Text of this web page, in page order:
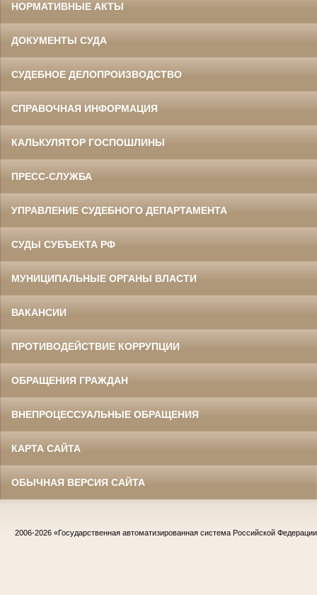
НОРМАТИВНЫЕ АКТЫ
ДОКУМЕНТЫ СУДА
СУДЕБНОЕ ДЕЛОПРОИЗВОДСТВО
СПРАВОЧНАЯ ИНФОРМАЦИЯ
КАЛЬКУЛЯТОР ГОСПОШЛИНЫ
ПРЕСС-СЛУЖБА
УПРАВЛЕНИЕ СУДЕБНОГО ДЕПАРТАМЕНТА
СУДЫ СУБЪЕКТА РФ
МУНИЦИПАЛЬНЫЕ ОРГАНЫ ВЛАСТИ
ВАКАНСИИ
ПРОТИВОДЕЙСТВИЕ КОРРУПЦИИ
ОБРАЩЕНИЯ ГРАЖДАН
ВНЕПРОЦЕССУАЛЬНЫЕ ОБРАЩЕНИЯ
КАРТА САЙТА
ОБЫЧНАЯ ВЕРСИЯ САЙТА
2006-2026 «Государственная автоматизированная система Российской